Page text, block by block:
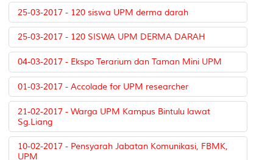
25-03-2017 - 120 siswa UPM derma darah
25-03-2017 - 120 SISWA UPM DERMA DARAH
04-03-2017 - Ekspo Terarium dan Taman Mini UPM
01-03-2017 - Accolade for UPM researcher
21-02-2017 - Warga UPM Kampus Bintulu lawat
Sg.Liang
10-02-2017 - Pensyarah Jabatan Komunikasi, FBMK,
UPM